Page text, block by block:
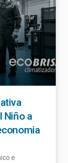
Niño a
e